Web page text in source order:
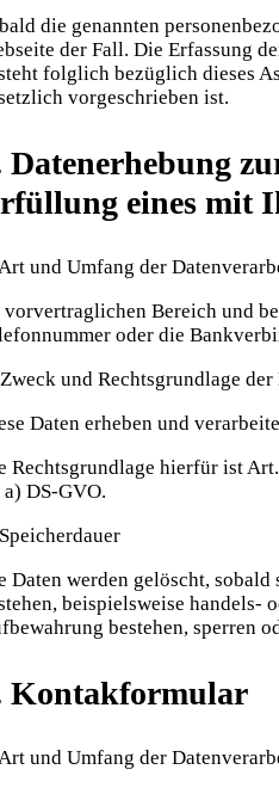
die genannten
der Fall. Die Erfassung
folglich bezüglich dieses
vorgeschrieben ist.
Datenerhebung
eines mit
und Umfang der
vorvertraglichen Bereich und
oder die
und Rechtsgrundlage
Daten erheben und
Rechtsgrundlage hierfür ist
DS-GVO.
Daten werden gelöscht,
beispielsweise handels-
bestehen, sperren
Kontakformular
und Umfang der